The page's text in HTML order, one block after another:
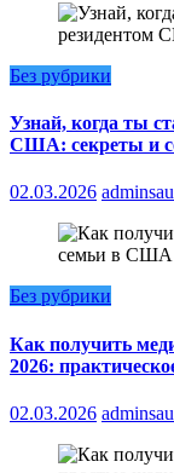
Без рубрики
Узнай, когда ты
США: секреты и
02.03.2026
Без рубрики
Как получить
2026:
02.03.2026